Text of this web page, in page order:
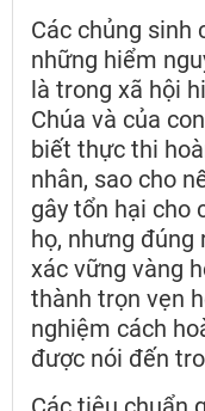
Các chủng sinh
những hiểm
là trong xã hội
Chúa và của
biết thực thi
nhân, sao cho
gây tổn hại cho
họ, nhưng đúng
xác vững vàng
thành trọn vẹn
nghiệm cách
được nói đến